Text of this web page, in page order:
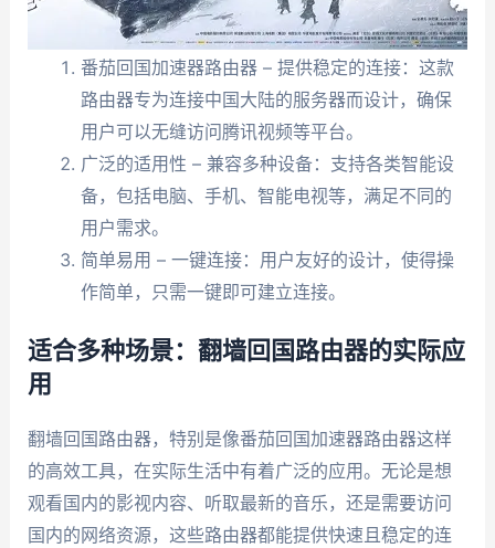
番茄回国加速器路由器 – 提供稳定的连接：这款
路由器专为连接中国大陆的服务器而设计，确保
用户可以无缝访问腾讯视频等平台。
广泛的适用性 – 兼容多种设备：支持各类智能设
备，包括电脑、手机、智能电视等，满足不同的
用户需求。
简单易用 – 一键连接：用户友好的设计，使得操
作简单，只需一键即可建立连接。
适合多种场景：翻墙回国路由器的实际应
用
翻墙回国路由器，特别是像番茄回国加速器路由器这样
的高效工具，在实际生活中有着广泛的应用。无论是想
观看国内的影视内容、听取最新的音乐，还是需要访问
国内的网络资源，这些路由器都能提供快速且稳定的连